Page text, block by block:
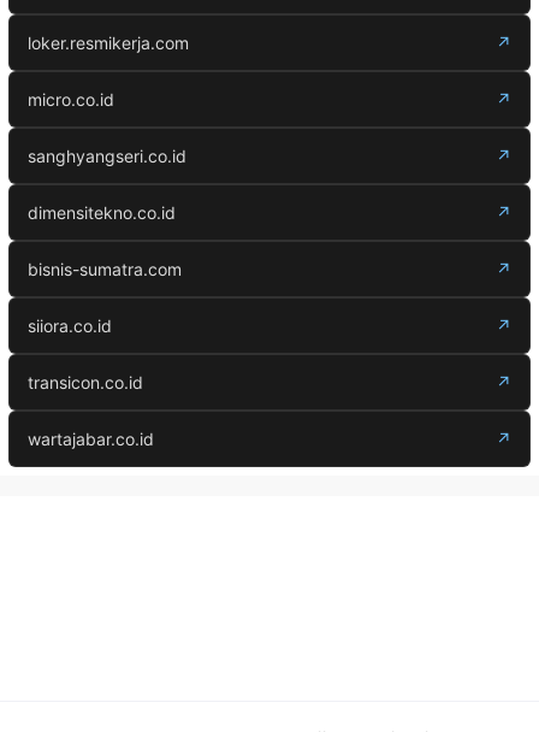
loker.resmikerja.com ↗
micro.co.id ↗
sanghyangseri.co.id ↗
dimensitekno.co.id ↗
bisnis-sumatra.com ↗
siiora.co.id ↗
transicon.co.id ↗
wartajabar.co.id ↗